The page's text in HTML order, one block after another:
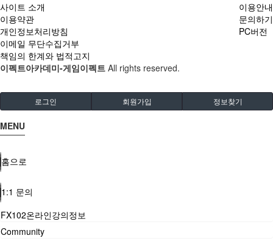
사이트 소개
이용약관
개인정보처리방침
이메일 무단수집거부
책임의 한계와 법적고지
이용안내
문의하기
PC버전
이펙트아카데미-게임이펙트 All rights reserved.
로그인 회원가입 정보찾기
MENU
홈으로
1:1 문의
FX102온라인강의정보
Community